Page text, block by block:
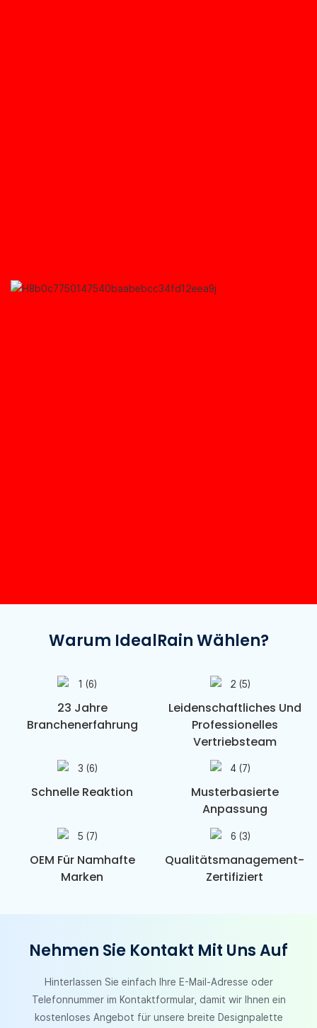
Warum IdealRain Wählen?
23 Jahre
Branchenerfahrung
Leidenschaftliches Und
Professionelles
Vertriebsteam
Schnelle Reaktion
Musterbasierte
Anpassung
OEM Für Namhafte
Marken
Qualitätsmanagement-
Zertifiziert
Nehmen Sie Kontakt Mit Uns Auf
Hinterlassen Sie einfach Ihre E-Mail-Adresse oder
Telefonnummer im Kontaktformular, damit wir Ihnen ein
kostenloses Angebot für unsere breite Designpalette